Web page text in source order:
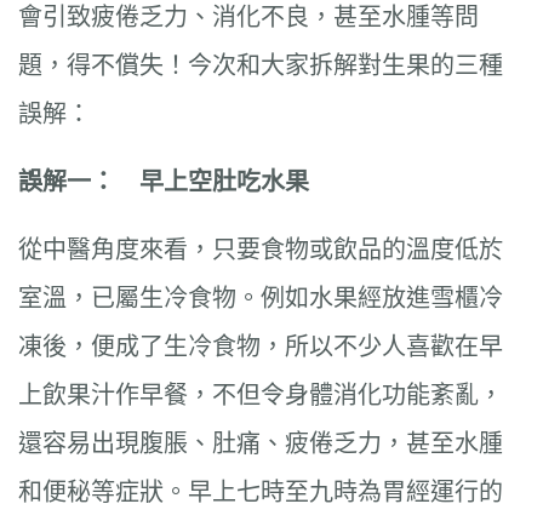
會引致疲倦乏力、消化不良，甚至水腫等問
題，得不償失！今次和大家拆解對生果的三種
誤解：
誤解一： 早上空肚吃水果
從中醫角度來看，只要食物或飲品的溫度低於
室溫，已屬生冷食物。例如水果經放進雪櫃冷
凍後，便成了生冷食物，所以不少人喜歡在早
上飲果汁作早餐，不但令身體消化功能紊亂，
還容易出現腹脹、肚痛、疲倦乏力，甚至水腫
和便秘等症狀。早上七時至九時為胃經運行的